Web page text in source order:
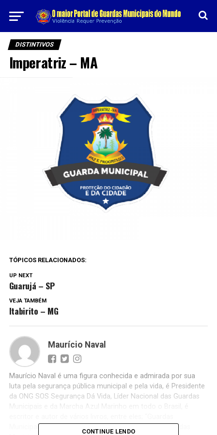
DISTINTIVOS
Imperatriz – MA
TÓPICOS RELACIONADOS:
UP NEXT
Guarujá – SP
VEJA TAMBÉM
Itabirito – MG
Maurício Naval
Maurício Naval é uma figura conhecida e admirada por sua
luta pela segurança pública municipal e pela vida, é Presidente
da ONG SOS Segurança Dá Vida, Líder Nacional das Guardas
Municipais e da Marcha Azul Marinho em todo o Brasil, é
Municipais – A Revolução na Segurança Pública, Guardas
CONTINUE LENDO